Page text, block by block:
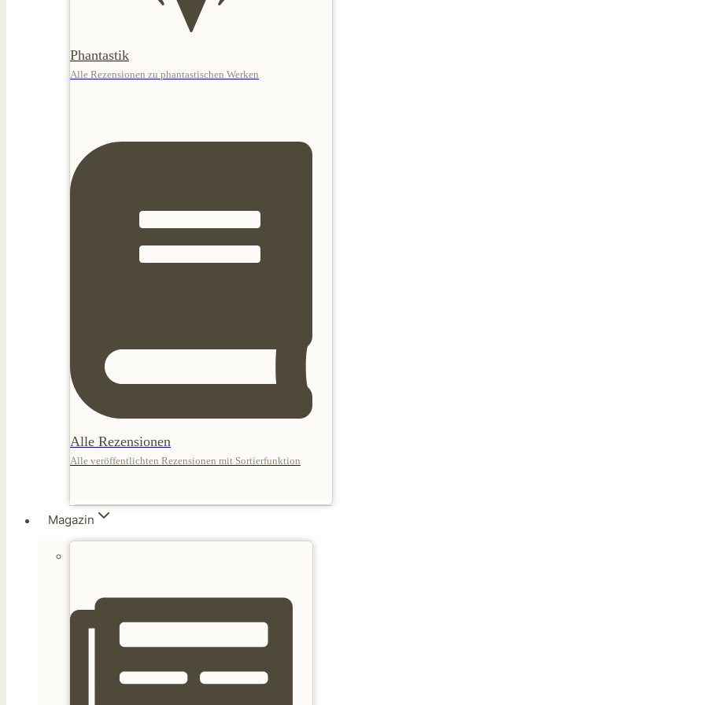
Phantastik
Alle Rezensionen zu phantastischen Werken
Alle Rezensionen
Alle veröffentlichten Rezensionen mit Sortierfunktion
Magazin